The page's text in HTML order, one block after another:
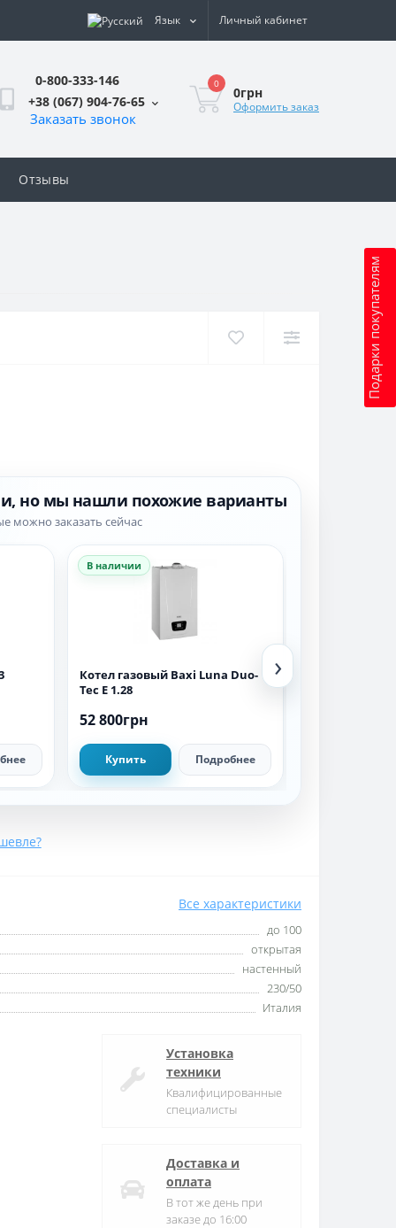
Язык Личный кабинет
0-800-333-146
+38 (067) 904-76-65
Заказать звонок
0
0грн
Оформить заказ
Подарки покупателям
Отзывы
но мы нашли похожие варианты
можно заказать сейчас
В наличии
Котел газовый Baxi Luna Duo-
Tec E 1.28
52 800грн
Купить Подробнее
›
Все характеристики
до 100
открытая
настенный
230/50
Италия
Установка
техники
Квалифицированные
специалисты
Доставка и
оплата
В тот же день при
заказе до 16:00